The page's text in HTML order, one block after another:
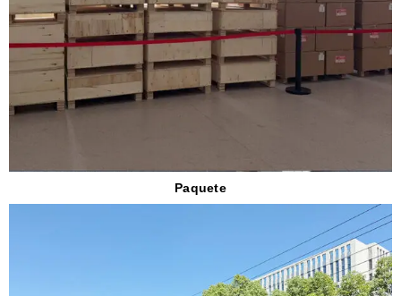
Paquete